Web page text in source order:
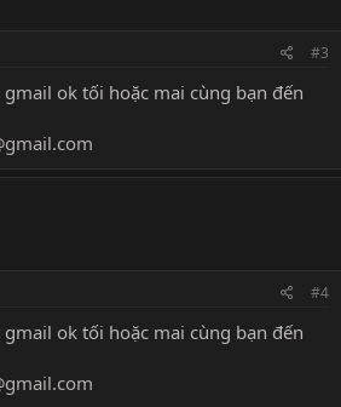
#3
ok tối hoặc mai cùng bạn đến
#4
ok tối hoặc mai cùng bạn đến